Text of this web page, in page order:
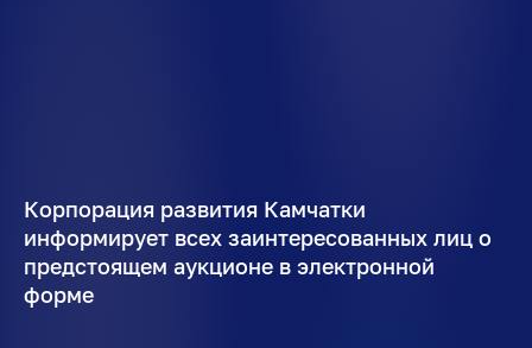
Корпорация развития Камчатки
информирует всех заинтересованных лиц о
предстоящем аукционе в электронной
форме